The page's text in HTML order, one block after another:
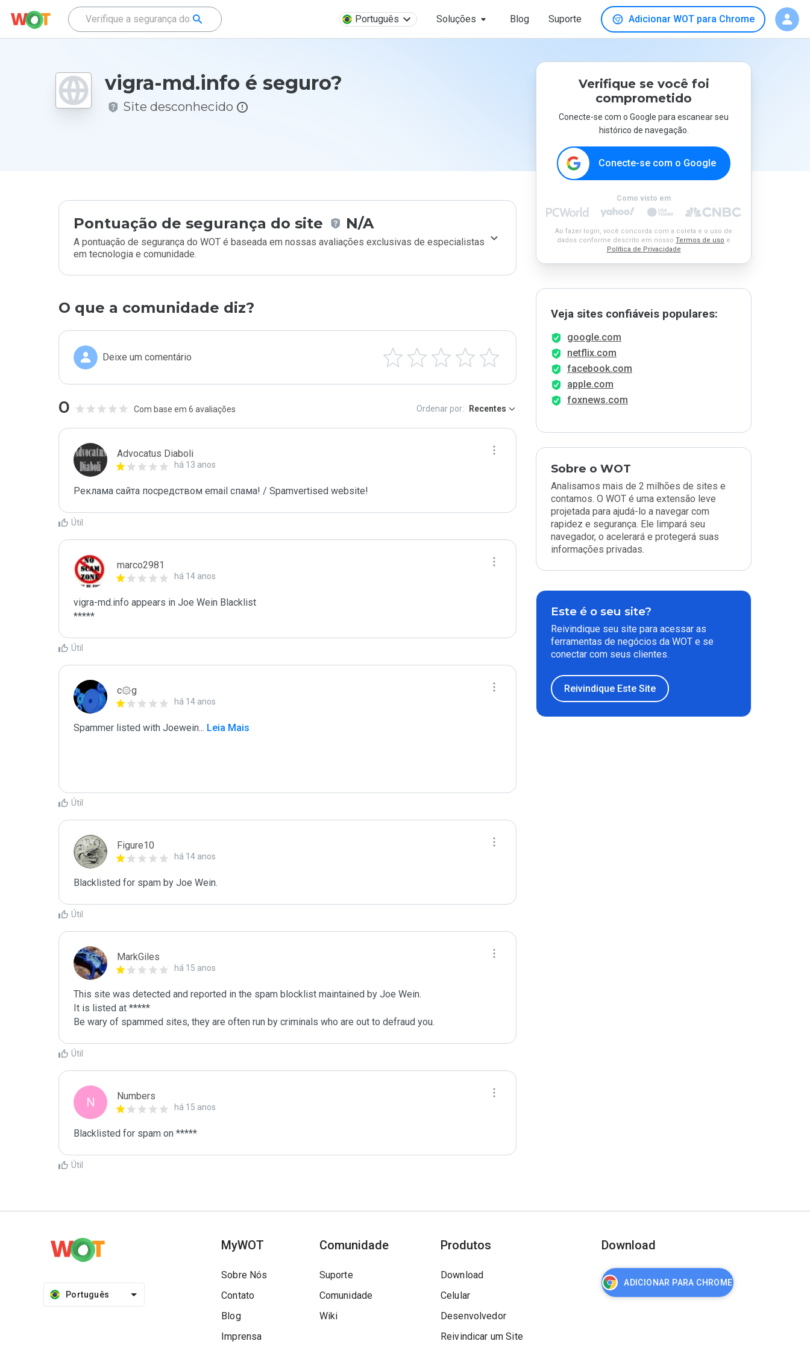
Português Soluções Blog Suporte Adicionar WOT para Chrome
vigra-md.info é seguro?
Site desconhecido
Pontuação de segurança do site N/A
A pontuação de segurança do WOT é baseada em nossas avaliações exclusivas de especialistas
em tecnologia e comunidade.
O que a comunidade diz?
Deixe um comentário
0 Com base em 6 avaliações Ordenar por: Recentes
Advocatus Diaboli
há 13 anos
Реклама сайта посредством email спама! / Spamvertised website!
Útil
marco2981
há 14 anos
vigra-md.info appears in Joe Wein Blacklist
*****
Útil
c۞g
há 14 anos
Spammer listed with Joewein ... Leia Mais
Útil
Figure10
há 14 anos
Blacklisted for spam by Joe Wein.
Útil
MarkGiles
há 15 anos
This site was detected and reported in the spam blocklist maintained by Joe Wein.
It is listed at *****
Be wary of spammed sites, they are often run by criminals who are out to defraud you.
Útil
N Numbers
há 15 anos
Blacklisted for spam on *****
Útil
Verifique se você foi
comprometido
Conecte-se com o Google para escanear seu
histórico de navegação.
Conecte-se com o Google
Como visto em
Ao fazer login, você concorda com a coleta e o uso de
dados conforme descrito em nosso Termos de uso e
Política de Privacidade
Veja sites confiáveis populares:
google.com
netflix.com
facebook.com
apple.com
foxnews.com
Sobre o WOT
Analisamos mais de 2 milhões de sites e
contamos. O WOT é uma extensão leve
projetada para ajudá-lo a navegar com
rapidez e segurança. Ele limpará seu
navegador, o acelerará e protegerá suas
informações privadas.
Este é o seu site?
Reivindique seu site para acessar as
ferramentas de negócios da WOT e se
conectar com seus clientes.
Reivindique Este Site
Português
MyWOT
Sobre Nós
Contato
Blog
Imprensa
Comunidade
Suporte
Comunidade
Wiki
Produtos
Download
Celular
Desenvolvedor
Reivindicar um Site
Download
ADICIONAR PARA CHROME